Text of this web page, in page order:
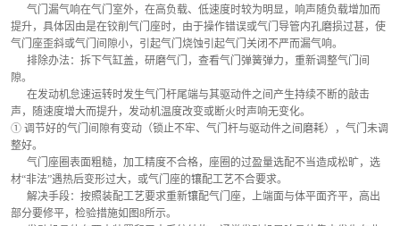
气门漏气响在气门室外，在高负载、低速度时较为明显，响声随负载增加而
提升，具体因由是在铰削气门座时，由于操作错误或气门导管内孔磨损过甚，使
气门座歪斜或气门间隙小，引起气门烧蚀引起气门关闭不严而漏气响。
排除办法：拆下气缸盖，研磨气门，查看气门弹簧弹力，重新调整气门间
隙。
在发动机怠速运转时发生气门杆尾端与其驱动件之间产生持续不断的敲击
声，随速度增大而提升，发动机温度改变或断火时声响无变化。
① 调节好的气门间隙有变动（锁止不牢、气门杆与驱动件之间磨耗），气门未调
整好。
气门座圈表面粗糙，加工精度不合格，座圈的过盈量选配不当造成松旷，选
材“非法”遇热后变形过大，或气门座的镶配工艺不合要求。
解决手段：按照装配工艺要求重新镶配气门座，上端面与体平面齐平，高出
部分要修平，检验措施如图8所示。